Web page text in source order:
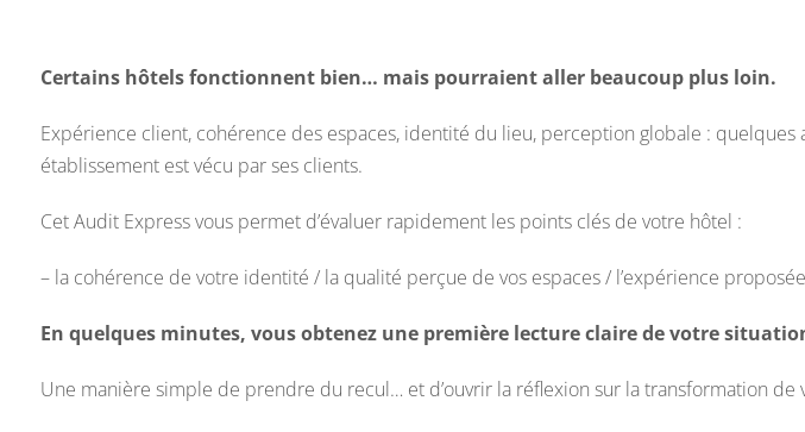
Certains hôtels fonctionnent bien… mais pourraient aller beaucoup plus loin.
Expérience client, cohérence des espaces, identité du lieu, perception globale :
établissement est vécu par ses clients.
Cet Audit Express vous permet d’évaluer rapidement les points clés de votre hôtel :
– la cohérence de votre identité / la qualité perçue de vos espaces / l’expérience
En quelques minutes, vous obtenez une première lecture claire de votre
Une manière simple de prendre du recul… et d’ouvrir la réflexion sur la transformation de